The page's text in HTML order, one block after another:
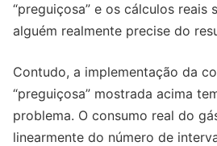
“preguiçosa” e os cálculos reais
alguém realmente precise do
Contudo, a implementação da
“preguiçosa” mostrada acima
problema. O consumo real do
linearmente do número de